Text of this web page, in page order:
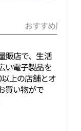
おすすめ周辺
販店で、生活
い電子製品を
上の店舗とオ
買い物がで